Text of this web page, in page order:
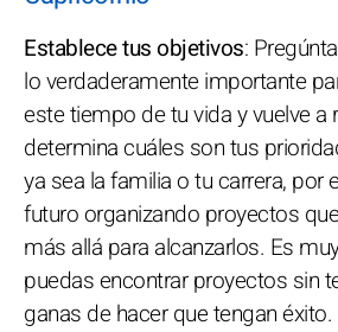
Establece tus objetivos:
lo verdaderamente importante
este tiempo de tu vida y vuelve a
determina cuáles son tus
ya sea la familia o tu carrera, por
futuro organizando proyectos
más allá para alcanzarlos. Es
puedas encontrar proyectos sin
ganas de hacer que tengan éxito.